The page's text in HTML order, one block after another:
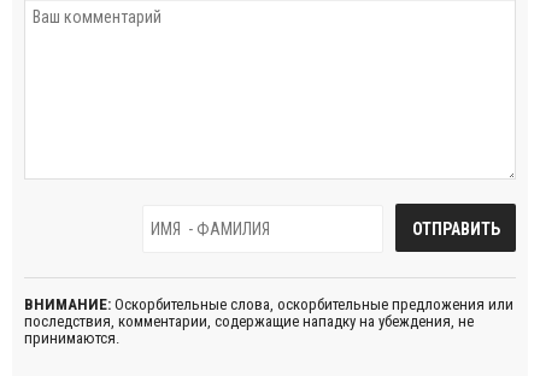
ВНИМАНИЕ: Оскорбительные слова, оскорбительные предложения или
последствия, комментарии, содержащие нападку на убеждения, не
принимаются.